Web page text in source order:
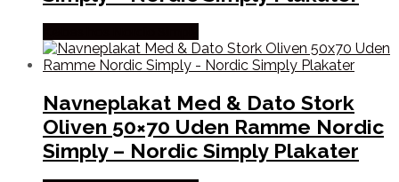
Navneplakat Med & Dato Stork
Oliven 50×70 Uden Ramme Nordic
Simply – Nordic Simply Plakater